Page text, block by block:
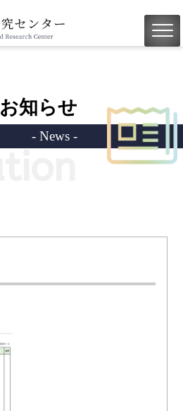
お知らせ
- News -